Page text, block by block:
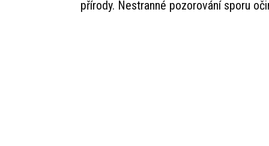
přírody. Nestranné pozorování sporu